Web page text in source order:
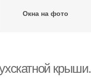
Окна на фото